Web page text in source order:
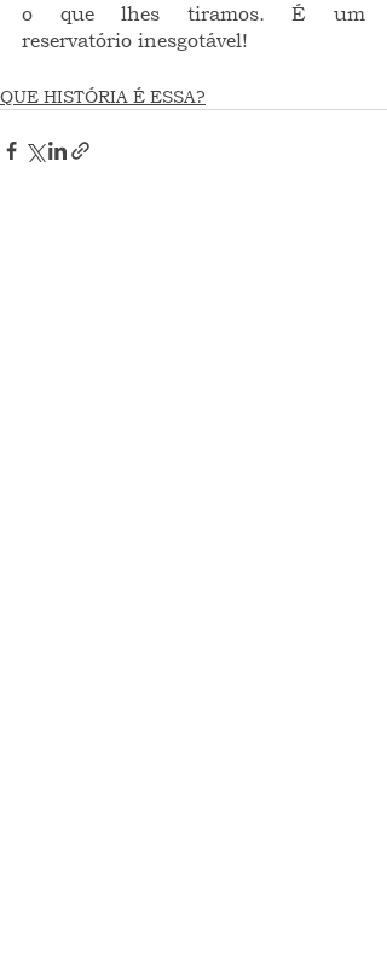
o que lhes tiramos. É um
reservatório inesgotável!
QUE HISTÓRIA É ESSA?